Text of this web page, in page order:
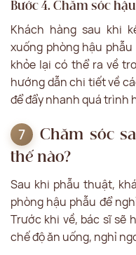
Bước 4. Chăm sóc
Khách hàng sau khi
xuống phòng hậu
khỏe lại có thể ra về
hướng dẫn chi tiết về
để đẩy nhanh quá trình
Chăm sóc
thế nào?
Sau khi phẫu thuật,
phòng hậu phẫu để
Trước khi về, bác sĩ sẽ
chế độ ăn uống, nghỉ